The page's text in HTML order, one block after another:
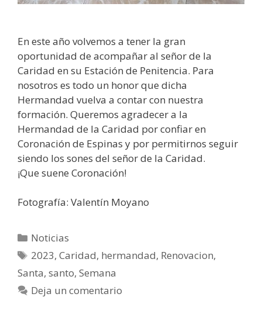
En este año volvemos a tener la gran
oportunidad de acompañar al señor de la
Caridad en su Estación de Penitencia. Para
nosotros es todo un honor que dicha
Hermandad vuelva a contar con nuestra
formación. Queremos agradecer a la
Hermandad de la Caridad por confiar en
Coronación de Espinas y por permitirnos seguir
siendo los sones del señor de la Caridad.
¡Que suene Coronación!
Fotografía: Valentín Moyano
Noticias
2023,Caridad, hermandad, Renovacion,
Santa, santo, Semana
Deja un comentario